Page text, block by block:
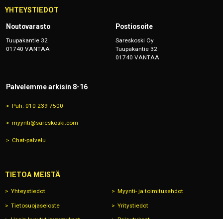
YHTEYSTIEDOT
Noutovarasto
Tuupakantie 32
01740 VANTAA
Postiosoite
Sareskoski Oy
Tuupakantie 32
01740 VANTAA
Palvelemme arkisin 8-16
Puh. 010 239 7500
myynti@sareskoski.com
Chat-palvelu
TIETOA MEISTÄ
Yhteystiedot Myynti- ja toimitusehdot
Tietosuojaseloste Yritystiedot